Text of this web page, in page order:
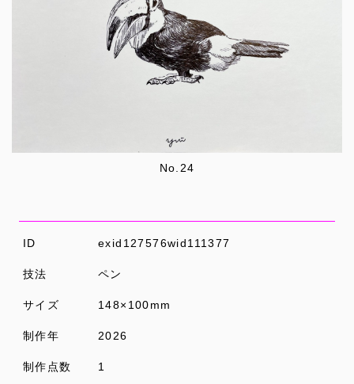
No.24
ID exid127576wid111377
技法 ペン
サイズ 148×100mm
制作年 2026
制作点数 1